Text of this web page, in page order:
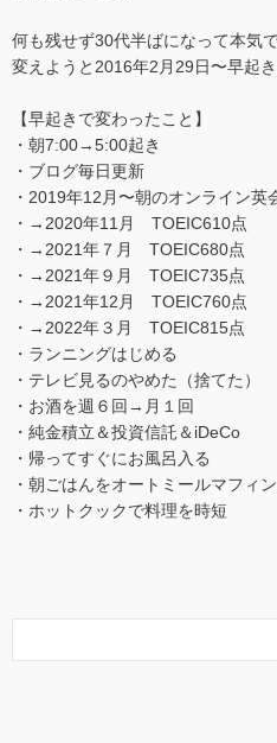
何も残せず30代半ばになって本気
変えようと2016年2月29日〜早起き
【早起きで変わったこと】
・朝7:00→5:00起き
・ブログ毎日更新
・2019年12月〜朝のオンライン英
・→2020年11月 TOEIC610点
・→2021年７月 TOEIC680点
・→2021年９月 TOEIC735点
・→2021年12月 TOEIC760点
・→2022年３月 TOEIC815点
・ランニングはじめる
・テレビ見るのやめた（捨てた）
・お酒を週６回→月１回
・純金積立＆投資信託＆iDeCo
・帰ってすぐにお風呂入る
・朝ごはんをオートミールマフィ
・ホットクックで料理を時短